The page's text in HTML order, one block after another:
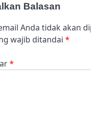
Balasan
Anda tidak akan
wajib ditandai *
*